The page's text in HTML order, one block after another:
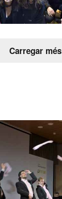
Carregar més